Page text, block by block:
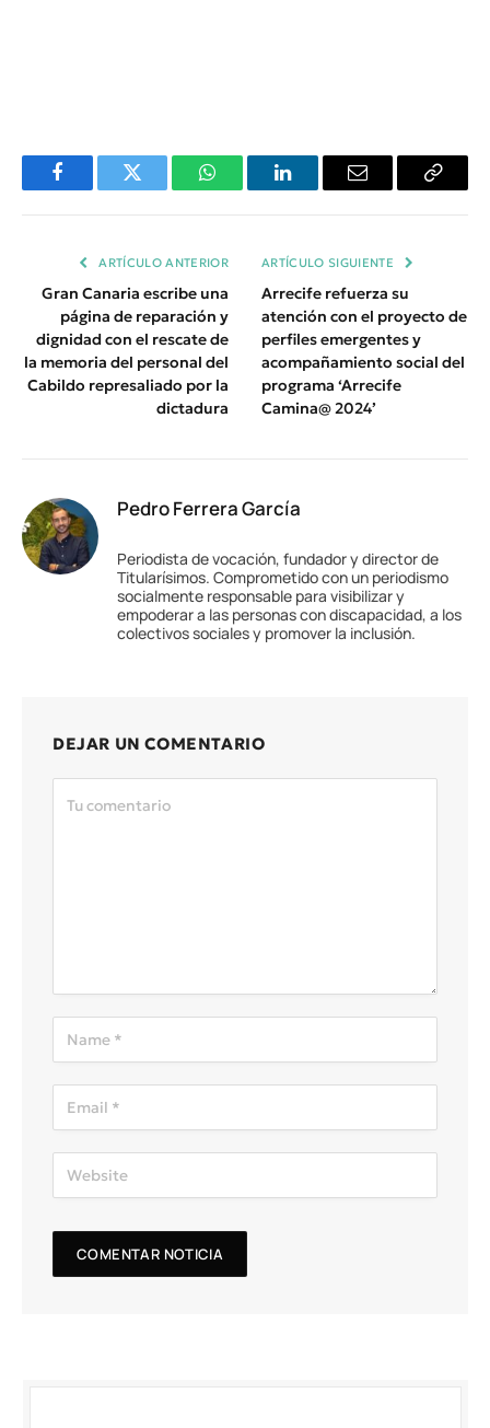
FacebookTwitter WhatsAppLinkedInEmail
Copiar
ARTÍCULO ANTERIOR
Gran Canaria escribe una
página de reparación y
dignidad con el rescate de
la memoria del personal del
Cabildo represaliado por la
dictadura
ARTÍCULO SIGUIENTE
Arrecife refuerza su
atención con el proyecto de
perfiles emergentes y
acompañamiento social del
programa ‘Arrecife
Camina@ 2024’
Pedro Ferrera García
Periodista de vocación, fundador y director de
Titularísimos. Comprometido con un periodismo
socialmente responsable para visibilizar y
empoderar a las personas con discapacidad, a los
colectivos sociales y promover la inclusión.
DEJAR UN COMENTARIO